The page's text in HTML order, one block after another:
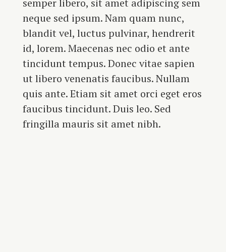
semper libero, sit amet adipiscing sem
neque sed ipsum. Nam quam nunc,
blandit vel, luctus pulvinar, hendrerit
id, lorem. Maecenas nec odio et ante
tincidunt tempus. Donec vitae sapien
ut libero venenatis faucibus. Nullam
quis ante. Etiam sit amet orci eget eros
faucibus tincidunt. Duis leo. Sed
fringilla mauris sit amet nibh.